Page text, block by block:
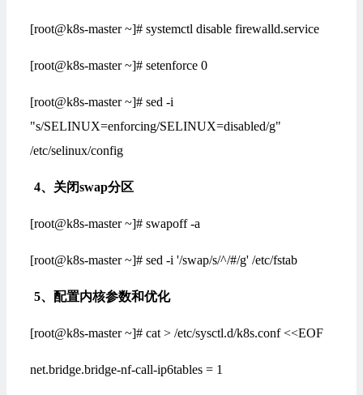
[root@k8s-master ~]# systemctl disable firewalld.service
[root@k8s-master ~]# setenforce 0
[root@k8s-master ~]# sed -i
"s/SELINUX=enforcing/SELINUX=disabled/g"
/etc/selinux/config
4、 关闭swap分区
[root@k8s-master ~]# swapoff -a
[root@k8s-master ~]# sed -i '/swap/s/^/#/g' /etc/fstab
5、 配置内核参数和优化
[root@k8s-master ~]# cat > /etc/sysctl.d/k8s.conf <<EOF
net.bridge.bridge-nf-call-ip6tables = 1